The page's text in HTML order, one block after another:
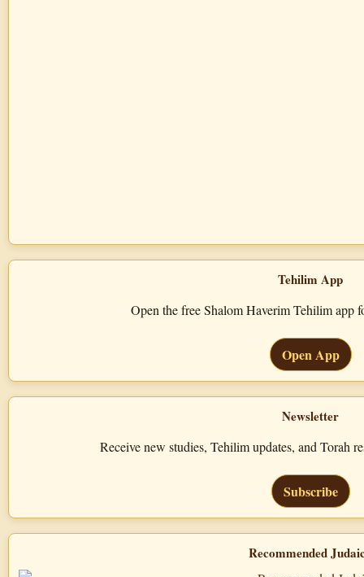
Tehilim App
Open the free Shalom Haverim Tehilim app
Open App
Newsletter
Receive new studies, Tehilim updates, and Torah
Subscribe
Recommended